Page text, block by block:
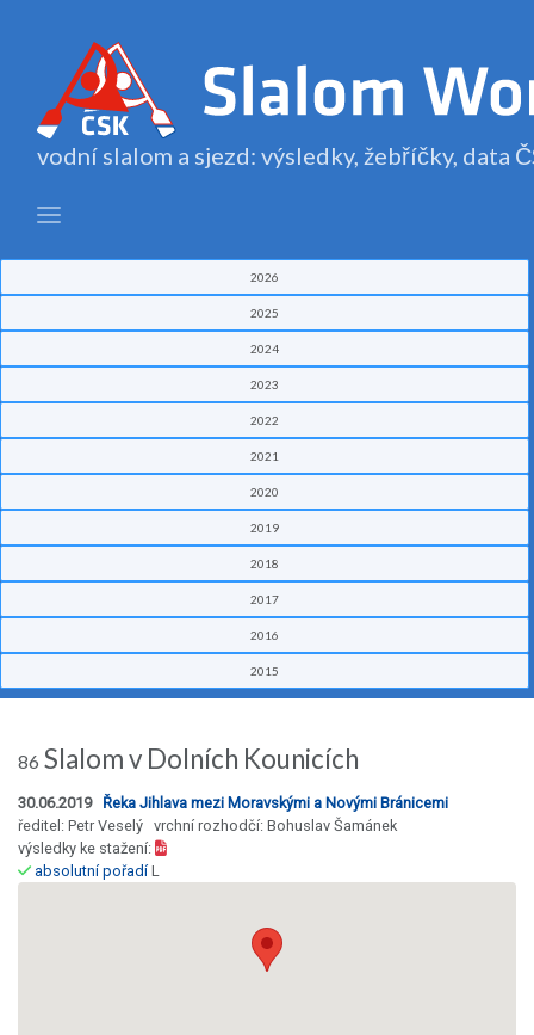
vodní slalom a sjezd: výsledky, žebříčky, data
2026
2025
2024
2023
2022
2021
2020
2019
2018
2017
2016
2015
86 Slalom v Dolních Kounicích
30.06.2019 Řeka Jihlava mezi Moravskými a Novými Bránicemi
ředitel: Petr Veselý vrchní rozhodčí: Bohuslav Šamánek
výsledky ke stažení:
absolutní pořadíL